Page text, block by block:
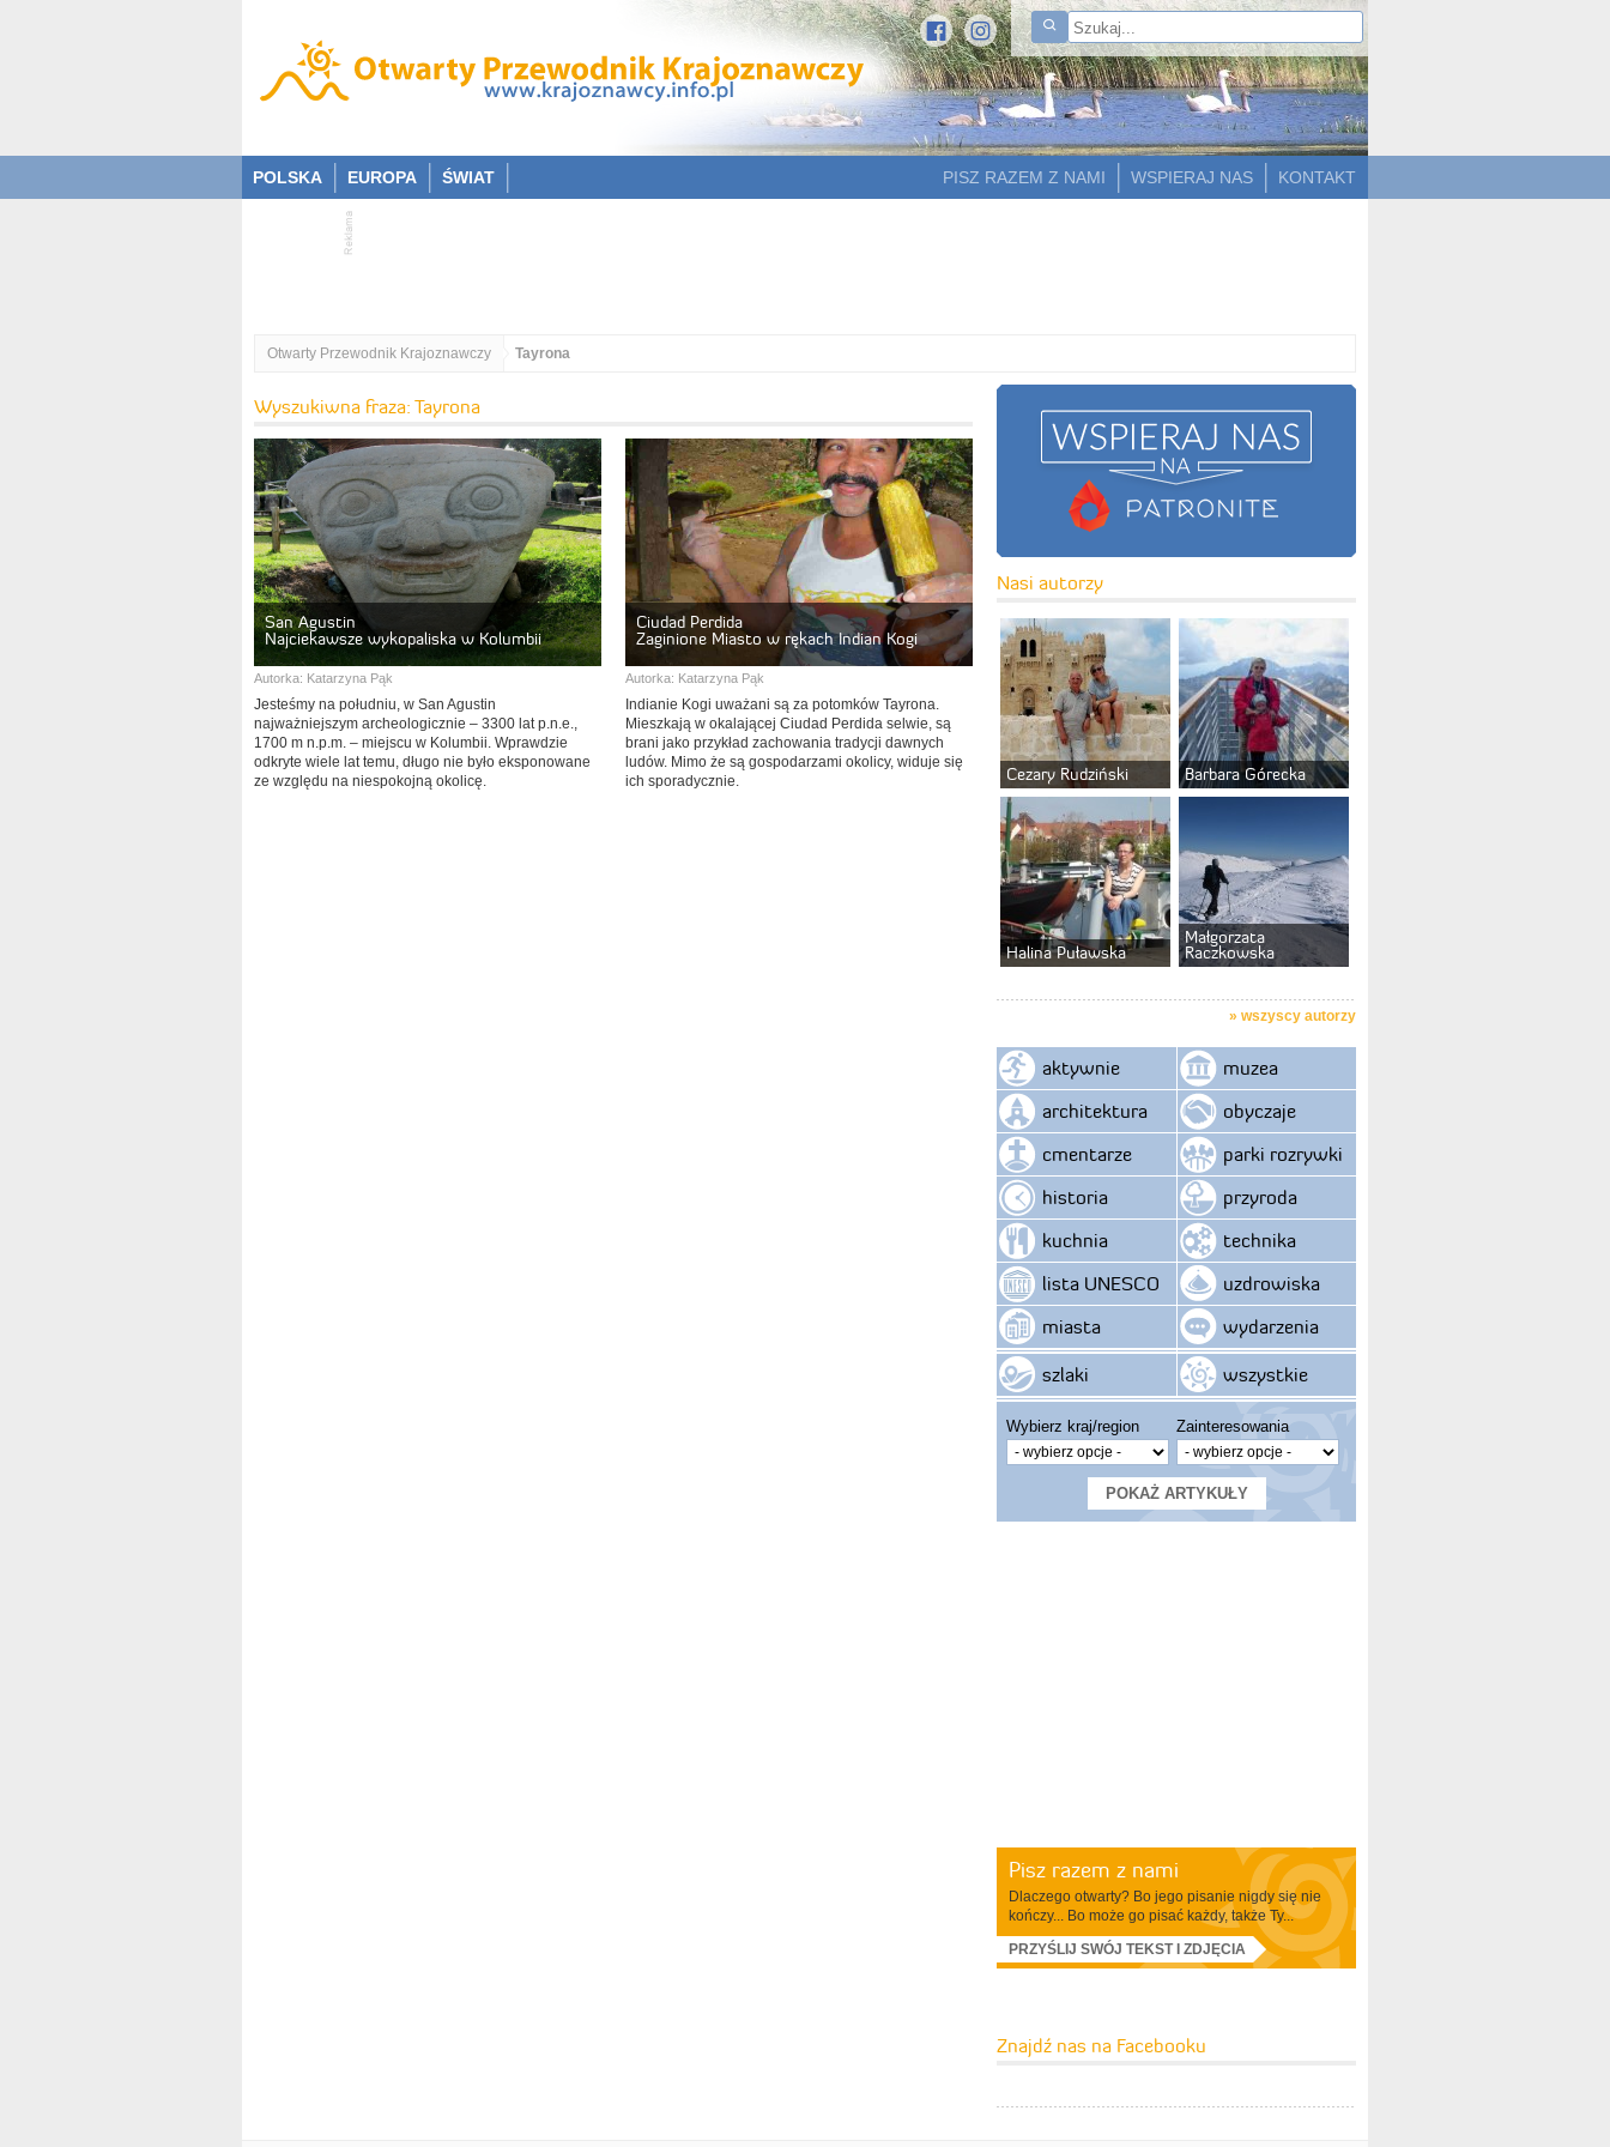
POLSKA EUROPA ŚWIAT KONTAKT
WSPIERAJ NAS
PISZ RAZEM Z NAMI
Otwarty Przewodnik Krajoznawczy Tayrona
Wyszukiwna fraza: Tayrona
San Agustin
Najciekawsze wykopaliska w Kolumbii
Autorka: Katarzyna Pąk
Jesteśmy na południu, w San Agustin
najważniejszym archeologicznie – 3300 lat p.n.e.,
1700 m n.p.m. – miejscu w Kolumbii. Wprawdzie
odkryte wiele lat temu, długo nie było eksponowane
ze względu na niespokojną okolicę.
Ciudad Perdida
Zaginione Miasto w rękach Indian Kogi
Autorka: Katarzyna Pąk
Indianie Kogi uważani są za potomków Tayrona.
Mieszkają w okalającej Ciudad Perdida selwie, są
brani jako przykład zachowania tradycji dawnych
ludów. Mimo że są gospodarzami okolicy, widuje się
ich sporadycznie.
Nasi autorzy
Cezary Rudziński Barbara Górecka
Halina Puławska
Małgorzata
Raczkowska
» wszyscy autorzy
aktywnie
architektura
cmentarze
historia
kuchnia
lista UNESCO
miasta
szlaki
muzea
obyczaje
parki rozrywki
przyroda
technika
uzdrowiska
wydarzenia
wszystkie
Wybierz kraj/region Zainteresowania
Pisz razem z nami
Dlaczego otwarty? Bo jego pisanie nigdy się nie
kończy... Bo może go pisać każdy, także Ty...
PRZYŚLIJ SWÓJ TEKST I ZDJĘCIA
Znajdź nas na Facebooku